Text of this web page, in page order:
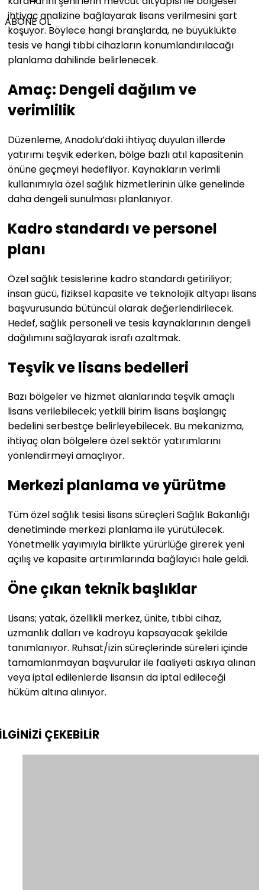
ABONE OL
ihtiyaç analizine bağlayarak lisans verilmesini şart
koşuyor. Böylece hangi branşlarda, ne büyüklükte
tesis ve hangi tıbbi cihazların konumlandırılacağı
planlama dahilinde belirlenecek.
Amaç: Dengeli dağılım ve
verimlilik
Düzenleme, Anadolu’daki ihtiyaç duyulan illerde
yatırımı teşvik ederken, bölge bazlı atıl kapasitenin
önüne geçmeyi hedefliyor. Kaynakların verimli
kullanımıyla özel sağlık hizmetlerinin ülke genelinde
daha dengeli sunulması planlanıyor.
Kadro standardı ve personel
planı
Özel sağlık tesislerine kadro standardı getiriliyor;
insan gücü, fiziksel kapasite ve teknolojik altyapı lisans
başvurusunda bütüncül olarak değerlendirilecek.
Hedef, sağlık personeli ve tesis kaynaklarının dengeli
dağılımını sağlayarak israfı azaltmak.
Teşvik ve lisans bedelleri
Bazı bölgeler ve hizmet alanlarında teşvik amaçlı
lisans verilebilecek; yetkili birim lisans başlangıç
bedelini serbestçe belirleyebilecek. Bu mekanizma,
ihtiyaç olan bölgelere özel sektör yatırımlarını
yönlendirmeyi amaçlıyor.
Merkezi planlama ve yürütme
Tüm özel sağlık tesisi lisans süreçleri Sağlık Bakanlığı
denetiminde merkezi planlama ile yürütülecek.
Yönetmelik yayımıyla birlikte yürürlüğe girerek yeni
açılış ve kapasite artırımlarında bağlayıcı hale geldi.
Öne çıkan teknik başlıklar
Lisans; yatak, özellikli merkez, ünite, tıbbi cihaz,
uzmanlık dalları ve kadroyu kapsayacak şekilde
tanımlanıyor. Ruhsat/izin süreçlerinde süreleri içinde
tamamlanmayan başvurular ile faaliyeti askıya alınan
veya iptal edilenlerde lisansın da iptal edileceği
hüküm altına alınıyor.
ÇEKEBİLİR